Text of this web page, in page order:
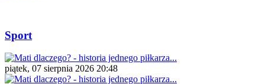
Sport
piątek, 07 sierpnia 2026 20:48